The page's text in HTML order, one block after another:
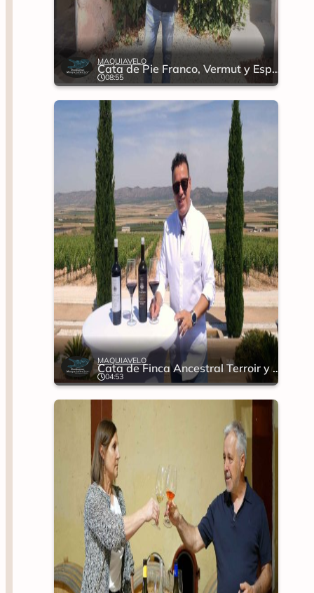
MAQUIAVELO
Cata de Pie Franco, Vermut y Espumoso
08:55
MAQUIAVELO
Cata de Finca Ancestral Terroir y Garnacha Pie Franco
04:53